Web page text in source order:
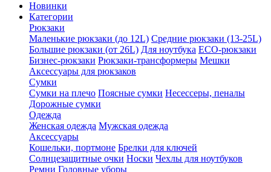
Новинки
Категории
Рюкзаки
Маленькие рюкзаки (до 12L) Средние рюкзаки (13-25L)
Большие рюкзаки (от 26L) Для ноутбука ECO-рюкзаки
Бизнес-рюкзаки Рюкзаки-трансформеры Мешки
Аксессуары для рюкзаков
Сумки
Сумки на плечо Поясные сумки Несессеры, пеналы
Дорожные сумки
Одежда
Женская одежда Мужская одежда
Аксессуары
Кошельки, портмоне Брелки для ключей
Солнцезащитные очки Носки Чехлы для ноутбуков
Ремни Головные уборы